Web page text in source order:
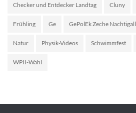
Checker und Entdecker Landtag Cluny
Frühling Ge GePolEk Zeche Nachtigall
Natur Physik-Videos Schwimmfest
WPII-Wahl